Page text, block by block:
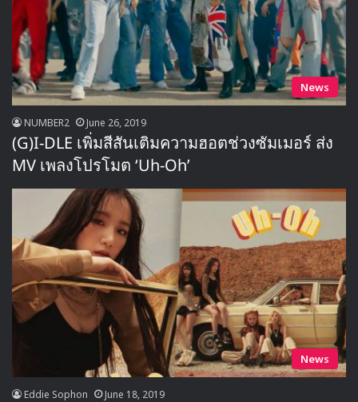
News
NUMBER2 June 26, 2019
(G)I-DLE เพิ่มสีสันเติมความฮอตช่วงซัมเมอร์ ส่ง
MV เพลงโปรโมต ‘Uh-Oh’
News
Eddie Sophon June 18, 2019